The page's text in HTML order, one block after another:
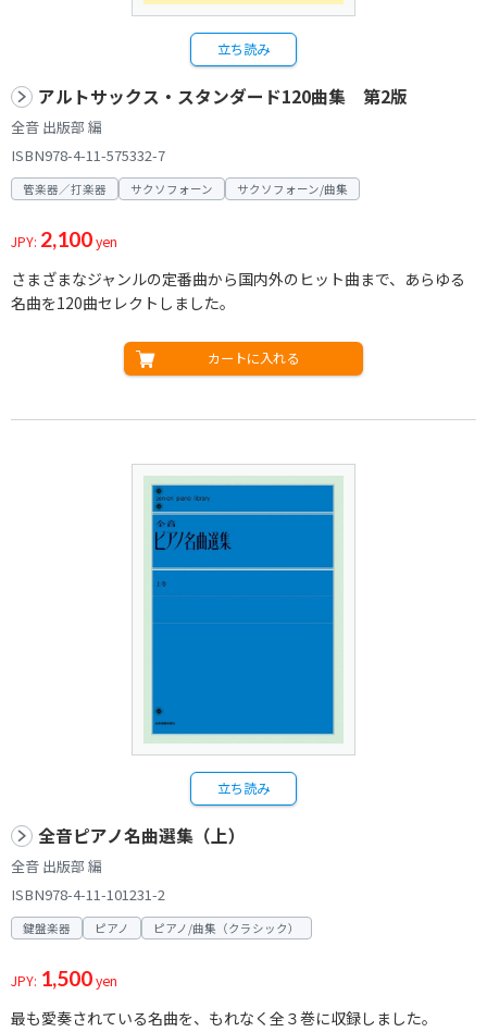
立ち読み
アルトサックス・スタンダード120曲集 第2版
全音 出版部 編
ISBN978-4-11-575332-7
管楽器／打楽器 サクソフォーン サクソフォーン/曲集
JPY: 2,100yen
さまざまなジャンルの定番曲から国内外のヒット曲まで、あらゆる
名曲を120曲セレクトしました。
カートに入れる
立ち読み
全音ピアノ名曲選集（上）
全音 出版部 編
ISBN978-4-11-101231-2
鍵盤楽器 ピアノ ピアノ/曲集（クラシック）
JPY: 1,500yen
最も愛奏されている名曲を、もれなく全３巻に収録しました。